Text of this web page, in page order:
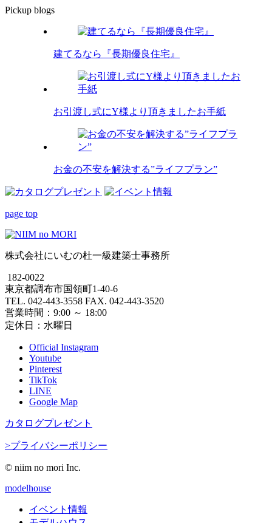
Pickup blogs
建てるなら『長期優良住宅』
お引渡し式にY様より頂きましたお手紙
お金の不安を解決する”ライフプラン”
page top
株式会社にいむの杜一級建築士事務所
182-0022
東京都調布市国領町1-40-6
TEL. 042-443-3558 FAX. 042-443-3520
営業時間：9:00 ～ 18:00
定休日：水曜日
Official Instagram
Youtube
Pinterest
TikTok
LINE
Google Map
カタログプレゼント
>プライバシーポリシー
© niim no mori Inc.
modelhouse
イベント情報